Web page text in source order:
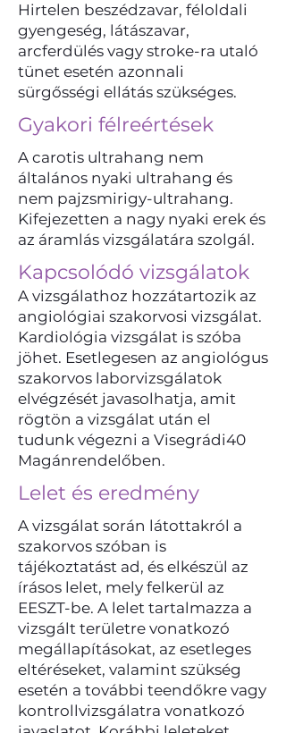
Hirtelen beszédzavar, féloldali
gyengeség, látászavar,
arcferdülés vagy stroke-ra utaló
tünet esetén azonnali
sürgősségi ellátás szükséges.
Gyakori félreértések
A carotis ultrahang nem
általános nyaki ultrahang és
nem pajzsmirigy-ultrahang.
Kifejezetten a nagy nyaki erek és
az áramlás vizsgálatára szolgál.
Kapcsolódó vizsgálatok
A vizsgálathoz hozzátartozik az
angiológiai szakorvosi vizsgálat.
Kardiológia vizsgálat is szóba
jöhet. Esetlegesen az angiológus
szakorvos laborvizsgálatok
elvégzését javasolhatja, amit
rögtön a vizsgálat után el
tudunk végezni a Visegrádi40
Magánrendelőben.
Lelet és eredmény
A vizsgálat során látottakról a
szakorvos szóban is
tájékoztatást ad, és elkészül az
írásos lelet, mely felkerül az
EESZT-be. A lelet tartalmazza a
vizsgált területre vonatkozó
megállapításokat, az esetleges
eltéréseket, valamint szükség
esetén a további teendőkre vagy
kontrollvizsgálatra vonatkozó